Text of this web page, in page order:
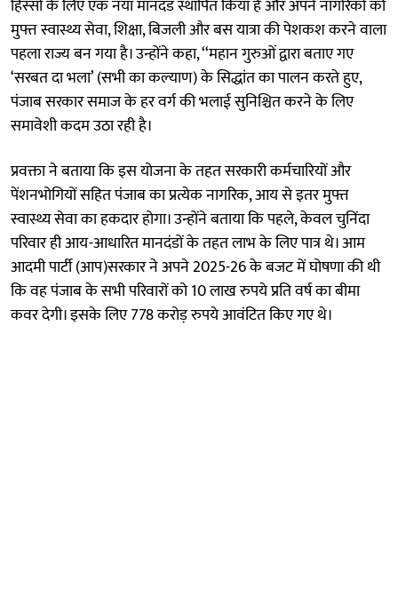
हिस्सों के लिए एक नया मानदंड स्थापित किया है और अपने नागरिकों को
मुफ्त स्वास्थ्य सेवा, शिक्षा, बिजली और बस यात्रा की पेशकश करने वाला
पहला राज्य बन गया है। उन्होंने कहा, ‘‘महान गुरुओं द्वारा बताए गए
‘सरबत दा भला’ (सभी का कल्याण) के सिद्धांत का पालन करते हुए,
पंजाब सरकार समाज के हर वर्ग की भलाई सुनिश्चित करने के लिए
समावेशी कदम उठा रही है।
प्रवक्ता ने बताया कि इस योजना के तहत सरकारी कर्मचारियों और
पेंशनभोगियों सहित पंजाब का प्रत्येक नागरिक, आय से इतर मुफ्त
स्वास्थ्य सेवा का हकदार होगा। उन्होंने बताया कि पहले, केवल चुनिंदा
परिवार ही आय-आधारित मानदंडों के तहत लाभ के लिए पात्र थे। आम
आदमी पार्टी (आप)सरकार ने अपने 2025-26 के बजट में घोषणा की थी
कि वह पंजाब के सभी परिवारों को 10 लाख रुपये प्रति वर्ष का बीमा
कवर देगी। इसके लिए 778 करोड़ रुपये आवंटित किए गए थे।